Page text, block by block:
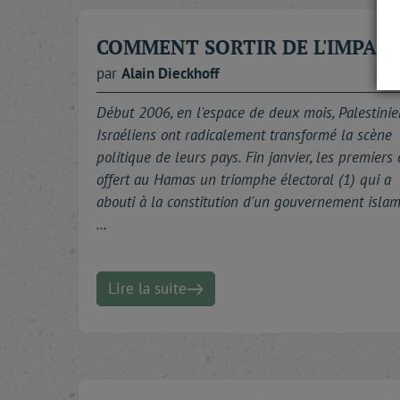
COMMENT SORTIR DE L'IMPASSE
par Alain Dieckhoff
Début 2006, en l'espace de deux mois,
Israéliens ont radicalement transformé la scène
politique de leurs pays. Fin janvier, les premiers
offert au Hamas un triomphe électoral (1) qui a
abouti à la constitution d'un gouvernement
…
Lire la suite